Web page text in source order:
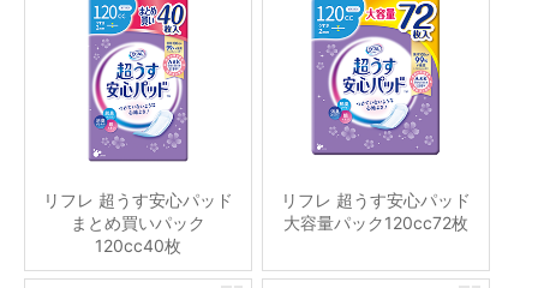
リフレ 超うす安心パッド
まとめ買いパック
120cc40枚
リフレ 超うす安心パッド
大容量パック120cc72枚